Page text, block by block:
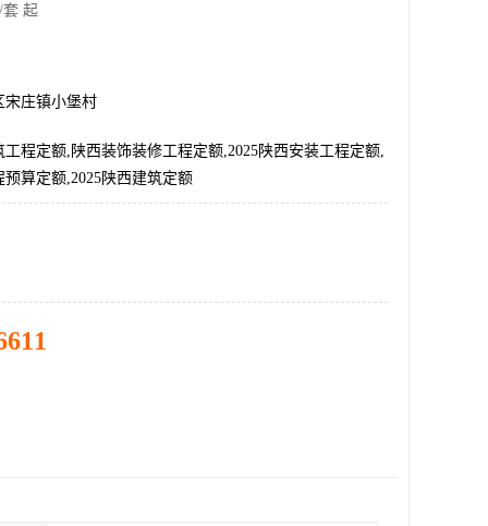
起
宋庄镇小堡村
工程定额,陕西装饰装修工程定额,2025陕西安装工程定额,
算定额,2025陕西建筑定额